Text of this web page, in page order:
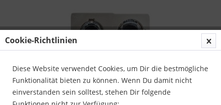
Cookie-Richtlinien
Diese Website verwendet Cookies, um Dir die bestmögliche
Funktionalität bieten zu können. Wenn Du damit nicht
einverstanden sein solltest, stehen Dir folgende